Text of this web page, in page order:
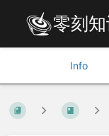
零刻
Info